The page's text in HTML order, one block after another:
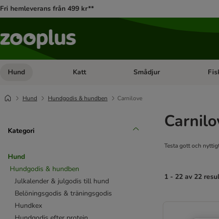
Fri hemleverans från 499 kr**
Hund Open category menu: Hund
Katt Open category menu: Katt
Smådjur
Hund Hundgodis & hundben Carnilove
Kategori
Hund
Hundgodis & hundben
Julkalender & julgodis till hund
Belöningsgodis & träningsgodis
Hundkex
Testa gott och
1 - 22 av 22